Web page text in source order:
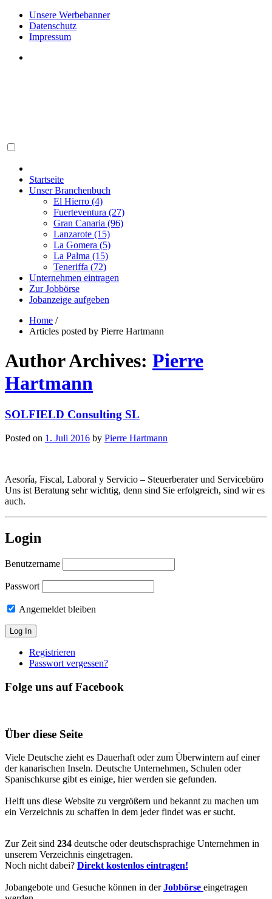
Unsere Werbebanner
Datenschutz
Impressum
Startseite
Unser Branchenbuch
El Hierro (4)
Fuerteventura (27)
Gran Canaria (96)
Lanzarote (15)
La Gomera (5)
La Palma (15)
Teneriffa (72)
Unternehmen eintragen
Zur Jobbörse
Jobanzeige aufgeben
Home /
Articles posted by Pierre Hartmann
Author Archives: Pierre
Hartmann
SOLFIELD Consulting SL
Posted on 1. Juli 2016 by Pierre Hartmann
Aesoría, Fiscal, Laboral y Servicio – Steuerberater und Servicebüro
Uns ist Beratung sehr wichtig, denn sind Sie erfolgreich, sind wir es
auch.
Login
Benutzername
Passwort
Angemeldet bleiben
Registrieren
Passwort vergessen?
Folge uns auf Facebook
Über diese Seite
Viele Deutsche zieht es Dauerhaft oder zum Überwintern auf einer
der kanarischen Inseln. Deutsche Unternehmen, Schulen oder
Spanischkurse gibt es einige, hier werden sie gefunden.
Helft uns diese Website zu vergrößern und bekannt zu machen um
ein Verzeichnis zu schaffen in dem jeder findet was er sucht.
Zur Zeit sind 234 deutsche oder deutschsprachige Unternehmen in
unserem Verzeichnis eingetragen.
Noch nicht dabei? Direkt kostenlos eintragen!
Jobangebote und Gesuche können in derJobbörse eingetragen